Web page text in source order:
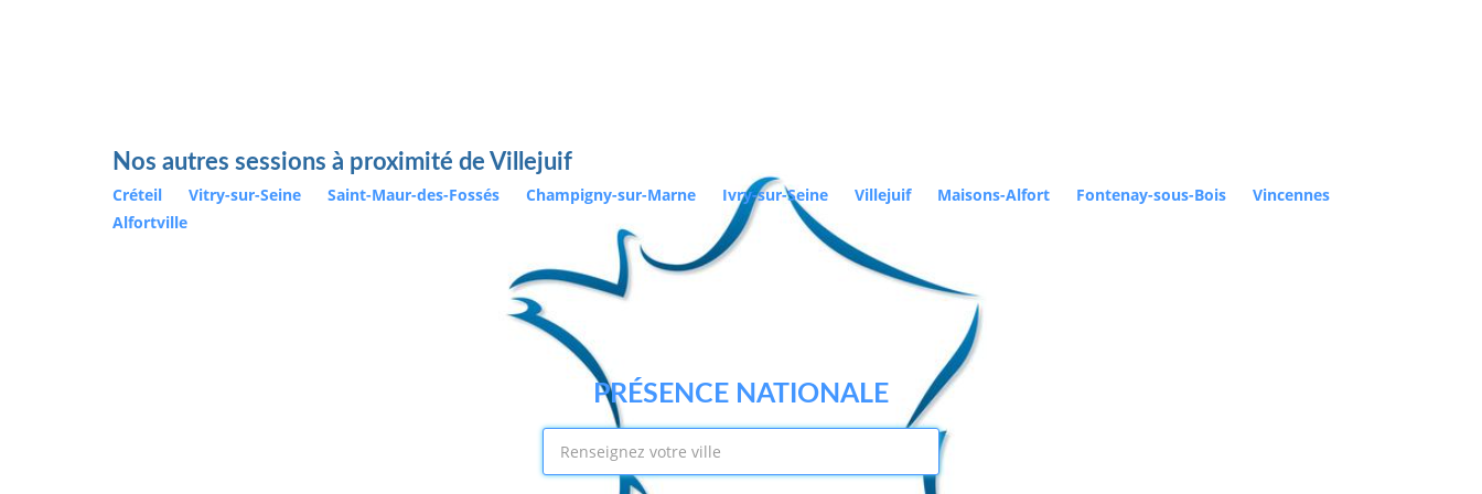
Nos autres sessions à proximité de Villejuif
Créteil Vitry-sur-Seine Saint-Maur-des-Fossés Champigny-sur-Marne Ivry-sur-Seine Villejuif Maisons-Alfort Fontenay-sous-Bois
Vincennes
Alfortville
PRÉSENCE NATIONALE